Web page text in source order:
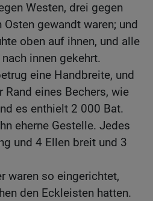
Westen, drei gegen
gewandt waren; und
oben auf ihnen, und alle
innen gekehrt.
eine Handbreite, und
Rand eines Bechers, wie
es enthielt 2 000 Bat.
eherne Gestelle. Jedes
und 4 Ellen breit und 3
waren so eingerichtet,
den Eckleisten hatten.